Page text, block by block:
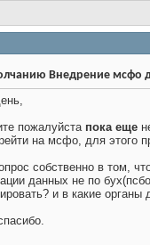
Внедрение мсфо
пожалуйста пока еще
на мсфо, для этого
собственно в том,
данных не по
и в какие органы